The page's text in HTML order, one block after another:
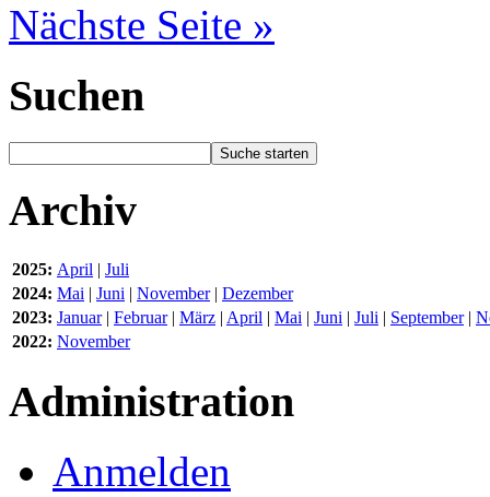
Nächste Seite »
Suchen
Archiv
2025: April | Juli
2024: Mai | Juni | November| Dezember
2023: Januar| Februar| März | April | Mai | Juni | Juli | September|
2022: November
Administration
Anmelden